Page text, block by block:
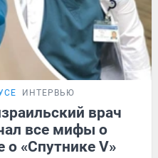
ИНТЕРВЬЮ
врач
все мифы о
о «Спутнике V»